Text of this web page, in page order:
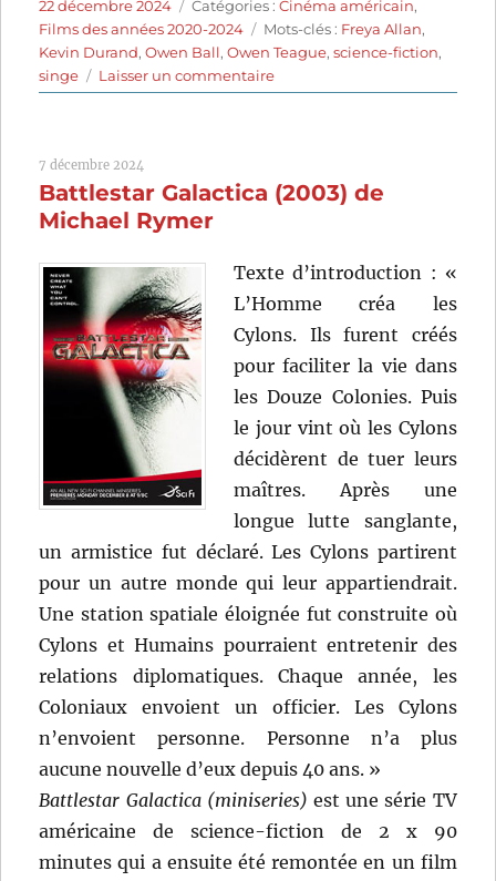
Publié
le
22 décembre 2024 Catégories
Catégories :Cinéma américain,
Films des années 2020-2024
Étiquettes
Mots-clés : Freya Allan,
Kevin Durand,Owen Ball,Owen Teague,science-fiction,
singe
Laisser un commentairesur
La
:
(2024)
de
Wes
7 décembre 2024
Battlestar Galactica (2003) de
Michael Rymer
Texte d’introduction : «
L’Homme créa les
Cylons. Ils furent créés
pour faciliter la vie dans
les Douze Colonies. Puis
le jour vint où les Cylons
décidèrent de tuer leurs
maîtres. Après une
longue lutte sanglante,
un armistice fut déclaré. Les Cylons partirent
pour un autre monde qui leur appartiendrait.
Une station spatiale éloignée fut construite où
Cylons et Humains pourraient entretenir des
relations diplomatiques. Chaque année, les
Coloniaux envoient un officier. Les Cylons
n’envoient personne. Personne n’a plus
aucune nouvelle d’eux depuis 40 ans. »
Battlestar Galactica (miniseries) est une série TV
américaine de science-fiction de 2 x 90
minutes qui a ensuite été remontée en un film